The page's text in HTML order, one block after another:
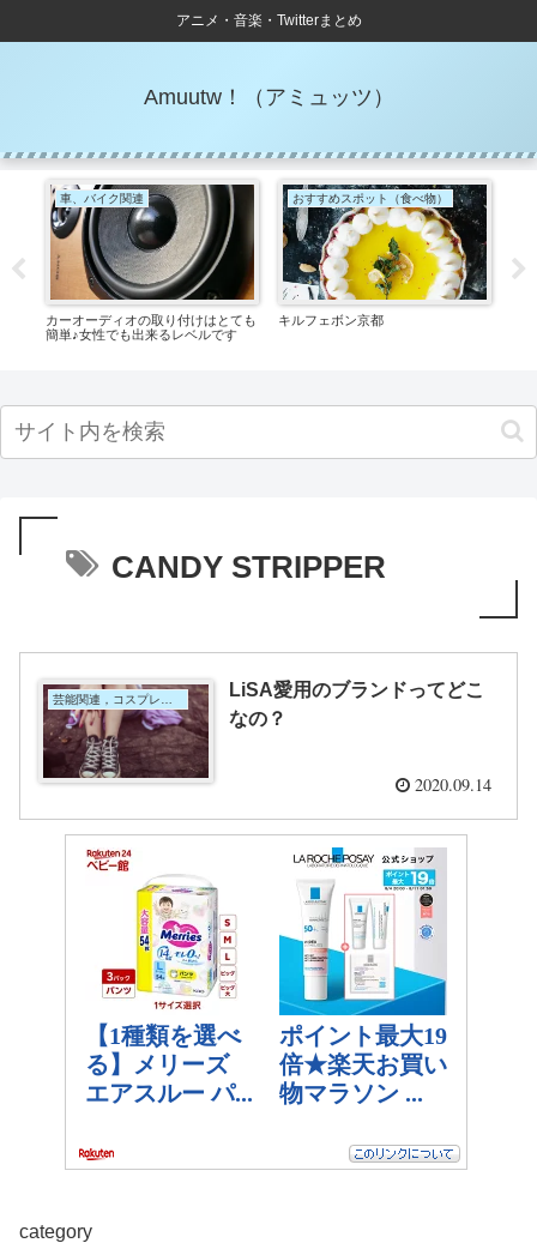
アニメ・音楽・Twitterまとめ
Amuutw！（アミュッツ）
車、バイク関連
カーオーディオの取り付けはとても
簡単♪女性でも出来るレベルです
おすすめスポット（食べ物）
キルフェボン京都
CANDY STRIPPER
LiSA愛用のブランドってどこ
なの？
2020.09.14
category